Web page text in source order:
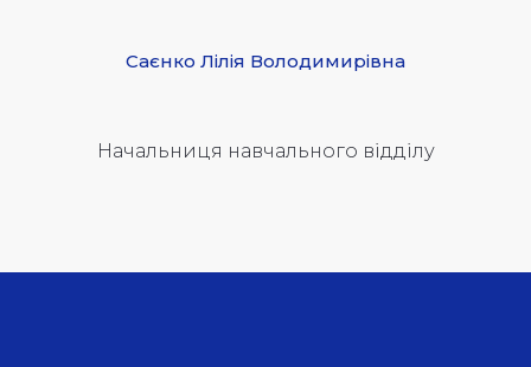
Саєнко Лілія Володимирівна
Начальниця навчального відділу